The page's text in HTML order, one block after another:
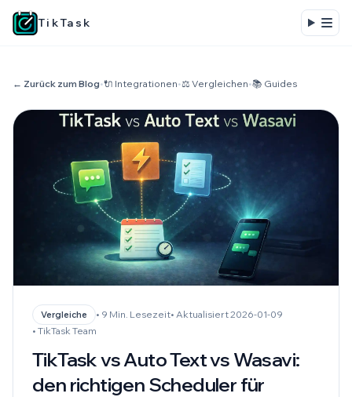
TikTask
← Zurück zum Blog•🔌 Integrationen•⚖️ Vergleichen•📚 Guides
Vergleiche • 9 Min. Lesezeit• Aktualisiert 2026-01-09
• TikTask Team
TikTask vs Auto Text vs Wasavi:
den richtigen Scheduler für